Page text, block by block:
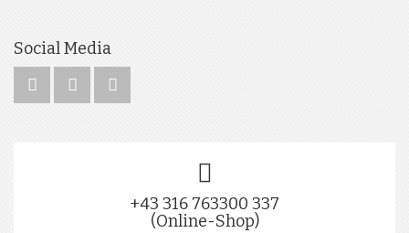
Social Media
+43 316 763300 337
(Online-Shop)